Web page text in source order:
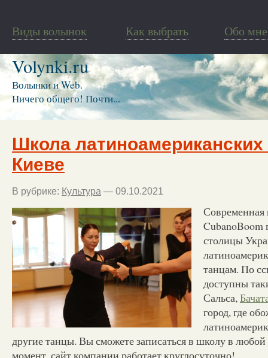
Виды волынок Как выбрать Обо мне
Volynki.ru
Волынки и Web.
Ничего общего! Почти...
Школа латиноамериканских
Киеве
В рубрике: Культура — 09.10.2021
Современная
CubanoBoom
столицы
танцам. По
доступны
Сальса,
город, где
другие танцы. Вы сможете записаться в школу в
момент, сайт компании работает круглосуточно!